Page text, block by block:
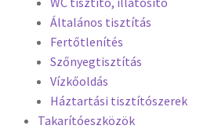
Általános tisztítás
Fertőtlenítés
Szőnyegtisztítás
Vízkőoldás
Háztartási tisztítószerek
Takarítóeszközök